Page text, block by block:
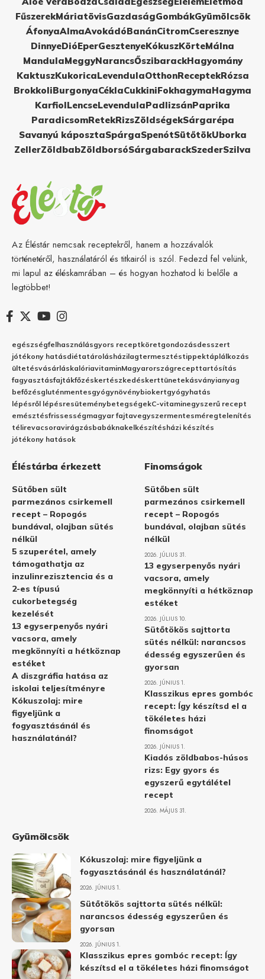
FűszerekMáriatövisGazdaságGombákGyümölcsök
ÁfonyaAlmaAvokádóBanánCitromCseresznye
DinnyeDióEperGesztenyeKókuszKörteMálna
MandulaMeggyNarancsŐszibarackHagyomány
KaktuszKukoricaLevendulaOtthonReceptekRózsa
BrokkoliBurgonyaCéklaCukkiniFokhagymaHagyma
KarfiolLencseLevendulaPadlizsánPaprika
ParadicsomRetekRizsZöldségekSárgarépa
Savanyú káposztaSpárgaSpenótSütőtökUborka
ZellerZöldbabZöldborsóSárgabarackSzederSzilva
Az Éléstár nemcsak receptekről, hanem a hozzávalók
történetéről, használatáról és titkairól is szól. Fedezd fel velünk,
mi lapul az éléskamrában – és hogyan hozhatod ki belőle a
legtöbbet!
egészségfelhasználásgyors receptköretgondozásdesszert
jótékony hatásdiétatárolásházilagtermesztéstippektáplálkozás
ültetésvásárláskalóriavitaminMagyarországrecepttartósítás
fagyasztásfajtákfőzéskertészkedéskerttünetekásványianyag
befőzésgluténmentesgyógynövénybiokertgyógyhatás
lépésről lépésresüteménybetegségekC-vitaminegyszerű recept
emésztésfrissességmagyar fajtavegyszermentesméregtelenítés
télirevacsoravirágzásbabáknakelkészítésházi készítés
jótékony hatások
Éléstárba érkezett
Sütőben sült
parmezános csirkemell
recept – Ropogós
bundával, olajban sütés
nélkül
5 szuperétel, amely
támogathatja az
inzulinrezisztencia és a
2-es típusú
cukorbetegség
kezelését
13 egyserpenyős nyári
vacsora, amely
megkönnyíti a hétköznap
estéket
A diszgráfia hatása az
iskolai teljesítményre
Kókuszolaj: mire
figyeljünk a
fogyasztásánál és
használatánál?
Finomságok
Sütőben sült
parmezános csirkemell
recept – Ropogós
bundával, olajban sütés
nélkül
2026. JÚLIUS 31.
13 egyserpenyős nyári
vacsora, amely
megkönnyíti a hétköznap
estéket
2026. JÚLIUS 10.
Sütőtökös sajttorta
sütés nélkül: narancsos
édesség egyszerűen és
gyorsan
2026. JÚNIUS 1.
Klasszikus epres gombóc
recept: Így készítsd el a
tökéletes házi
finomságot
2026. JÚNIUS 1.
Kiadós zöldbabos-húsos
rizs: Egy gyors és
egyszerű egytálétel
recept
2026. MÁJUS 31.
Gyümölcsök
Kókuszolaj: mire figyeljünk a
fogyasztásánál és használatánál?
2026. JÚNIUS 1.
Sütőtökös sajttorta sütés nélkül:
narancsos édesség egyszerűen és
gyorsan
2026. JÚNIUS 1.
Klasszikus epres gombóc recept: Így
készítsd el a tökéletes házi finomságot